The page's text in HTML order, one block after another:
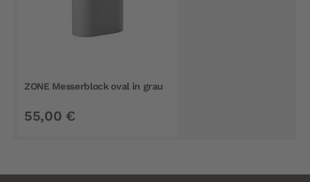
ZONE Messerblock oval in grau
55,00 €